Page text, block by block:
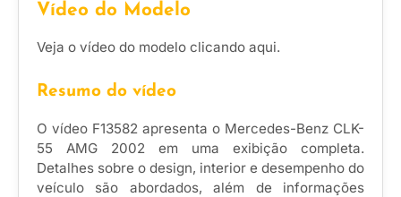
Vídeo do Modelo
Veja o vídeo do modelo clicando aqui.
Resumo do vídeo
O vídeo F13582 apresenta o Mercedes-Benz CLK-
55 AMG 2002 em uma exibição completa.
Detalhes sobre o design, interior e desempenho do
veículo são abordados, além de informações